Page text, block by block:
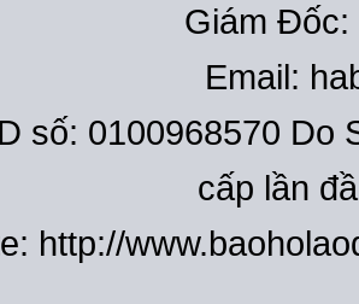
Giám Đốc:
Email:
số: 0100968570 Do
cấp lần
http://